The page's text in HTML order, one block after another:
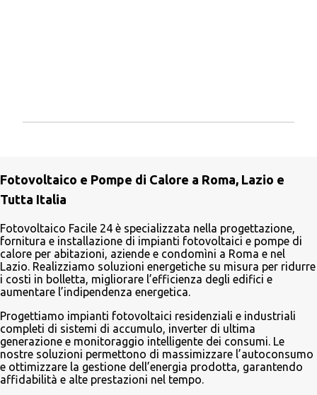
t
a
u
c
o
m
m
e
n
o
Fotovoltaico e Pompe di Calore a Roma, Lazio e
Tutta Italia
Fotovoltaico Facile 24 è specializzata nella progettazione,
fornitura e installazione di impianti fotovoltaici e pompe di
calore per abitazioni, aziende e condomìni a Roma e nel
Lazio. Realizziamo soluzioni energetiche su misura per ridurre
i costi in bolletta, migliorare l’efficienza degli edifici e
aumentare l’indipendenza energetica.
Progettiamo impianti fotovoltaici residenziali e industriali
completi di sistemi di accumulo, inverter di ultima
generazione e monitoraggio intelligente dei consumi. Le
nostre soluzioni permettono di massimizzare l’autoconsumo
e ottimizzare la gestione dell’energia prodotta, garantendo
affidabilità e alte prestazioni nel tempo.